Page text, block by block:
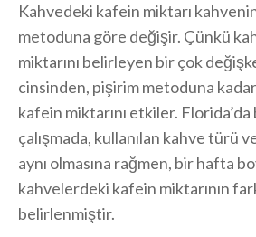
Kahvedeki kafein miktarı
metoduna göre değişir. Çünkü
miktarını belirleyen bir çok
cinsinden, pişirim metoduna
kafein miktarını etkiler.
çalışmada, kullanılan kahve türü
aynı olmasına rağmen, bir hafta
kahvelerdeki kafein miktarının
belirlenmiştir.